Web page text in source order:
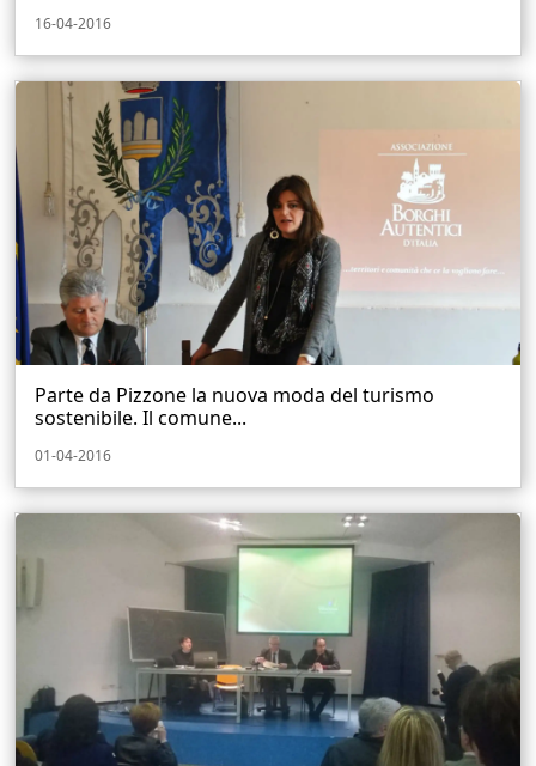
16-04-2016
Parte da Pizzone la nuova moda del turismo
sostenibile. Il comune...
01-04-2016